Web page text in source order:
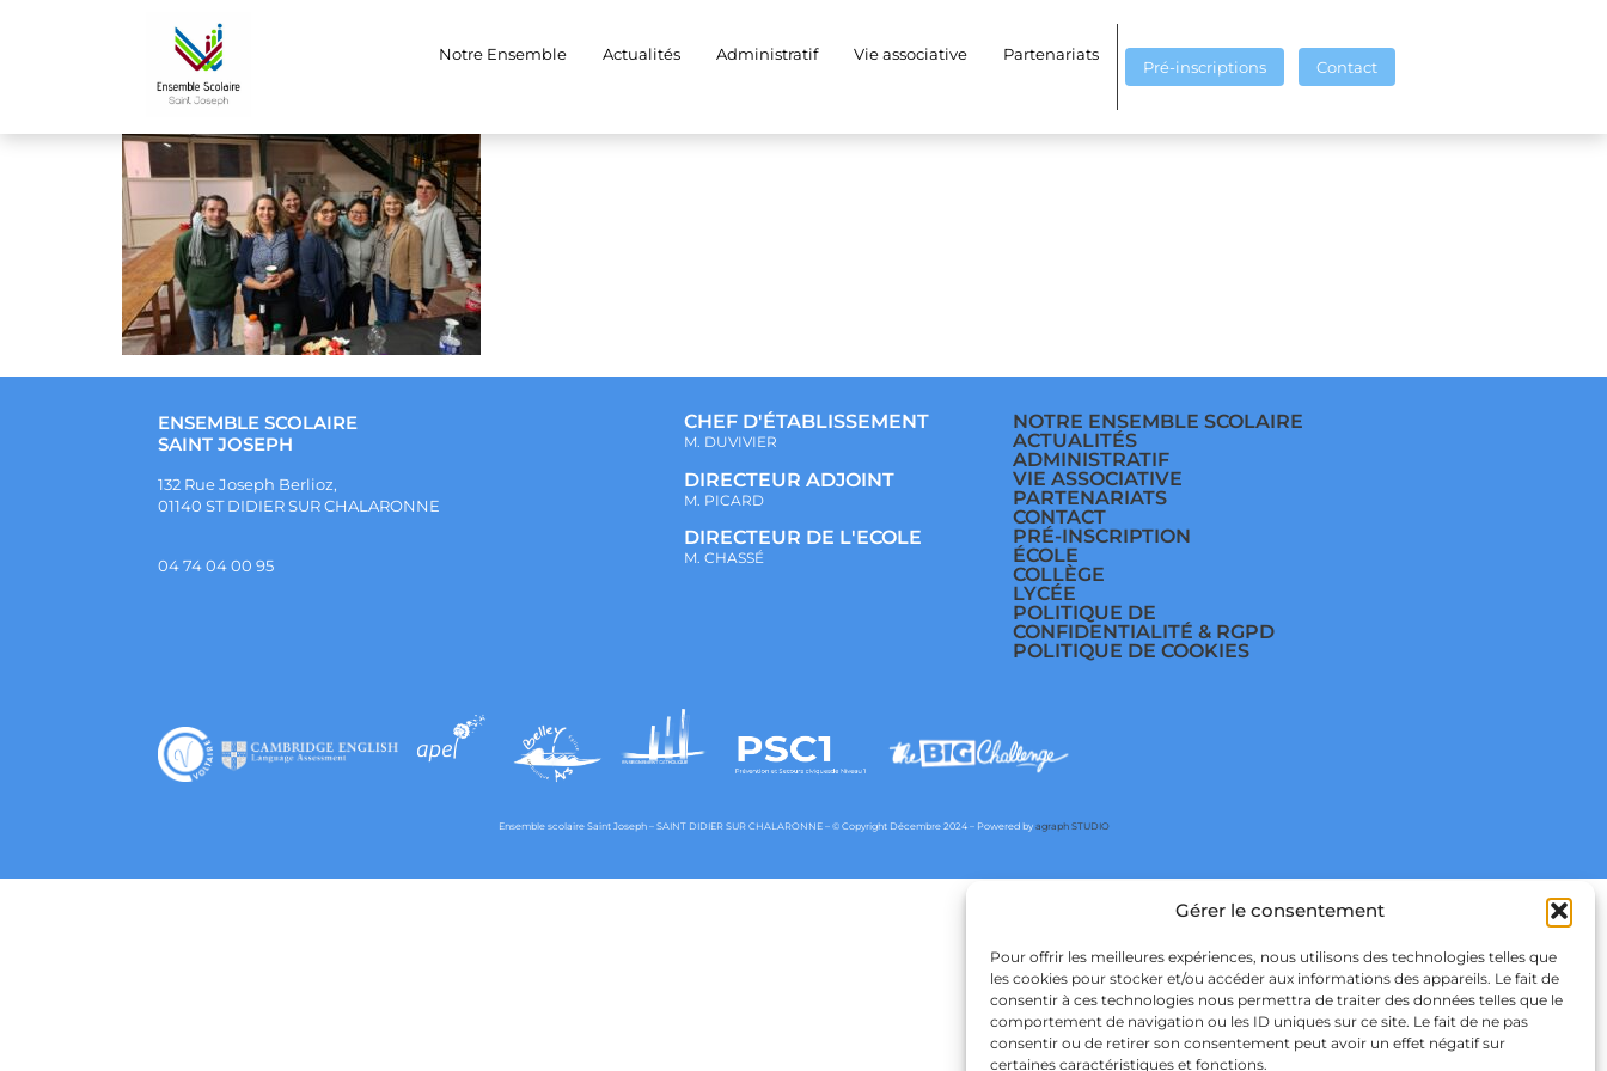
Gérer le consentement
Pour offrir les meilleures expériences, nous utilisons des technologies telles que
les cookies pour stocker et/ou accéder aux informations des appareils. Le fait de
consentir à ces technologies nous permettra de traiter des données telles que le
comportement de navigation ou les ID uniques sur ce site. Le fait de ne pas
consentir ou de retirer son consentement peut avoir un effet négatif sur
certaines caractéristiques et fonctions.
Notre Ensemble Actualités Administratif Vie associative Partenariats
Pré-inscriptions Contact
WhatsApp Image 2025-11-24 at 18.11.02
ENSEMBLE SCOLAIRE
SAINT JOSEPH
132 Rue Joseph Berlioz,
01140 ST DIDIER SUR CHALARONNE
04 74 04 00 95
CHEF D'ÉTABLISSEMENT
M. DUVIVIER
DIRECTEUR ADJOINT
M. PICARD
DIRECTEUR DE L'ECOLE
M. CHASSÉ
NOTRE ENSEMBLE SCOLAIRE
ACTUALITÉS
ADMINISTRATIF
VIE ASSOCIATIVE
PARTENARIATS
CONTACT
PRÉ-INSCRIPTION
ÉCOLE
COLLÈGE
LYCÉE
POLITIQUE DE
CONFIDENTIALITÉ & RGPD
POLITIQUE DE COOKIES
Ensemble scolaire Saint Joseph – SAINT DIDIER SUR CHALARONNE – © Copyright Décembre 2024 – Powered by agraph STUDIO